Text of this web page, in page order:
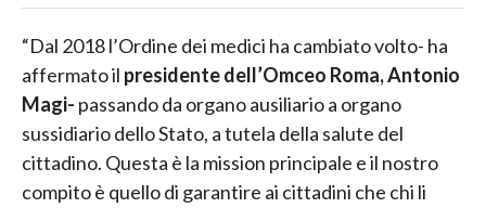
“Dal 2018 l’Ordine dei medici ha cambiato volto- ha
affermato il presidente dell’Omceo Roma, Antonio
Magi- passando da organo ausiliario a organo
sussidiario dello Stato, a tutela della salute del
cittadino. Questa è la mission principale e il nostro
compito è quello di garantire ai cittadini che chi li